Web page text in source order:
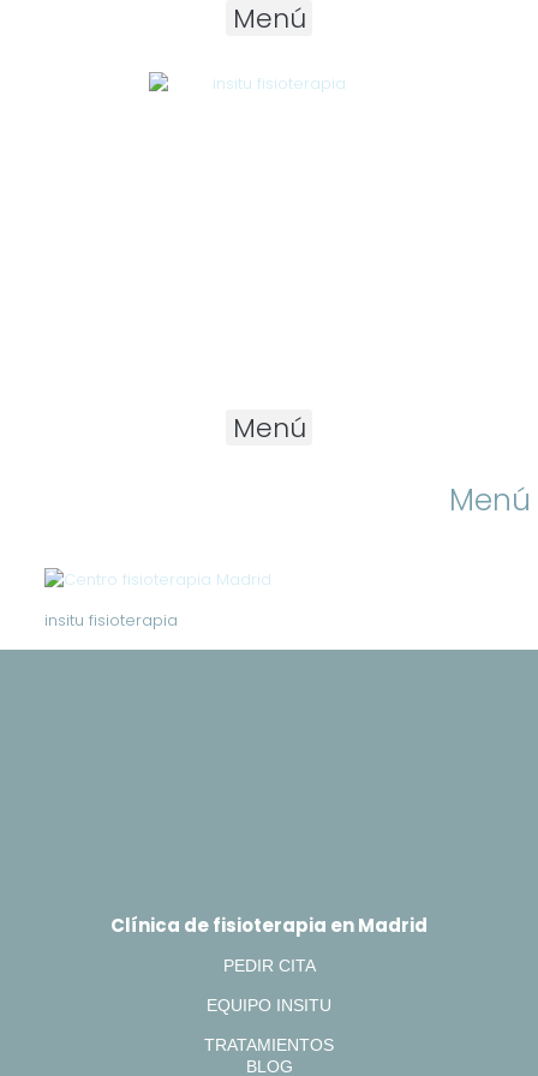
Menú
Menú
Menú
insitu fisioterapia
Clínica de fisioterapia en Madrid
PEDIR CITA
EQUIPO INSITU
TRATAMIENTOS
BLOG